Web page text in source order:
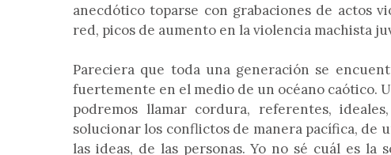
anecdótico toparse con grabaciones de actos
red, picos de aumento en la violencia machista
Pareciera que toda una generación se
fuertemente en el medio de un océano caótico.
podremos llamar cordura, referentes,
solucionar los conflictos de manera pacífica, de
las ideas, de las personas. Yo no sé cuál es